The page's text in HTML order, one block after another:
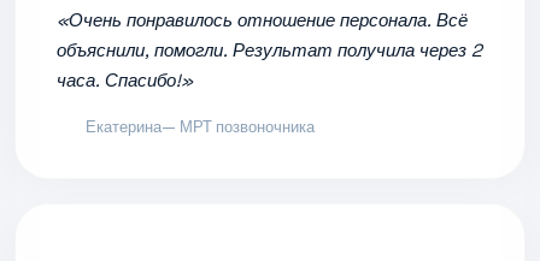
«Очень понравилось отношение персонала. Всё
объяснили, помогли. Результат получила через 2
часа. Спасибо!»
Екатерина— МРТ позвоночника